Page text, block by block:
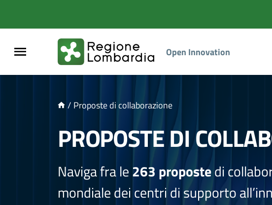
Open Innovation
/ Proposte di collaborazione
PROPOSTE DI
Naviga fra le263 propostedi
mondiale dei centri di supporto